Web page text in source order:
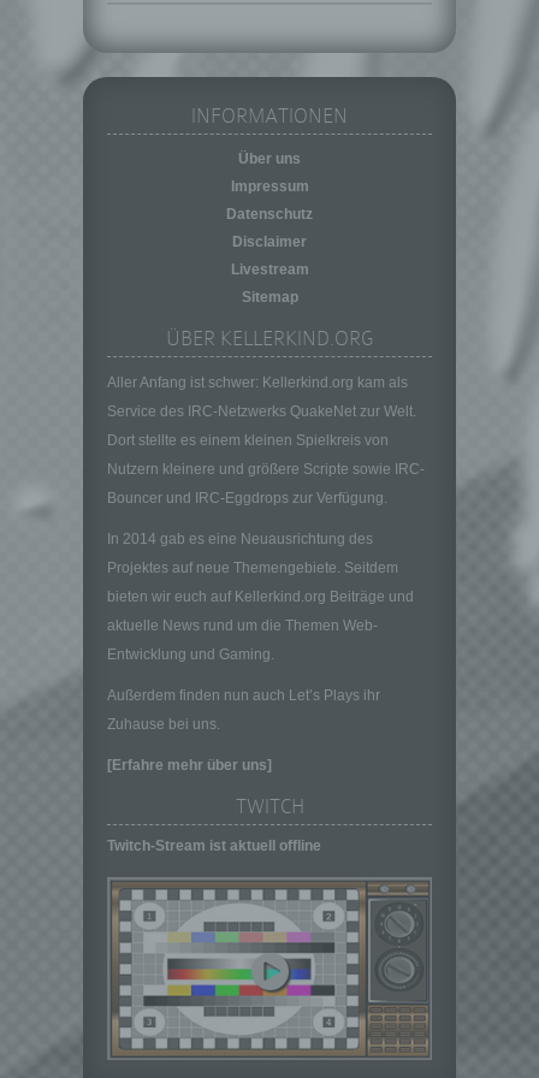
INFORMATIONEN
Über uns
Impressum
Datenschutz
Disclaimer
Livestream
Sitemap
ÜBER KELLERKIND.ORG
Aller Anfang ist schwer: Kellerkind.org kam als
Service des IRC-Netzwerks QuakeNet zur Welt.
Dort stellte es einem kleinen Spielkreis von
Nutzern kleinere und größere Scripte sowie IRC-
Bouncer und IRC-Eggdrops zur Verfügung.
In 2014 gab es eine Neuausrichtung des
Projektes auf neue Themengebiete. Seitdem
bieten wir euch auf Kellerkind.org Beiträge und
aktuelle News rund um die Themen Web-
Entwicklung und Gaming.
Außerdem finden nun auch Let’s Plays ihr
Zuhause bei uns.
[Erfahre mehr über uns]
TWITCH
Twitch-Stream ist aktuell offline
Auslesen, das Abfragen, die Verwendung,
Bereitstellung, den Abgleich oder die
Löschen oder die Vernichtung.
Einschränkung der Verarbeitung ist die
Markierung gespeicherter
künftige Verarbeitung einzuschränken.
e) Profiling
Profiling ist jede Art der automatisierten
darin besteht, dass diese
personenbezogenen Daten verwendet
werden, um bestimmte persönliche Aspekte,
die sich auf eine natürliche Person beziehen,
bezüglich Arbeitsleistung, wirtschaftlicher
Lage, Gesundheit, persönlicher Vorlieben,
Interessen, Zuverlässigkeit, Verhalten,
Aufenthaltsort oder Ortswechsel dieser
vorherzusagen.
f) Pseudonymisierung
Pseudonymisierung ist die Verarbeitung
personenbezogener Daten in einer Weise,
auf welche die personenbezogenen Daten
ohne Hinzuziehung zusätzlicher
Informationen nicht mehr einer spezifischen
betroffenen Person zugeordnet werden
können, sofern diese zusätzlichen
Informationen gesondert aufbewahrt werden
und technischen und organisatorischen
Maßnahmen unterliegen, die gewährleisten,
dass die personenbezogenen Daten nicht
einer identifizierten oder identifizierbaren
natürlichen Person zugewiesen werden.
g) Verantwortlicher oder für die Verarbeitung